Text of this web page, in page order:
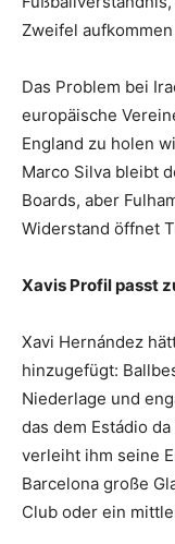
Zweifel
Das Problem bei
europäische
England zu holen
Marco Silva bleibt
Boards, aber
Widerstand öffnet
Xavis Profil passt
Xavi Hernández
hinzugefügt:
Niederlage und
das dem Estádio
verleiht ihm seine
Barcelona große
Club oder ein